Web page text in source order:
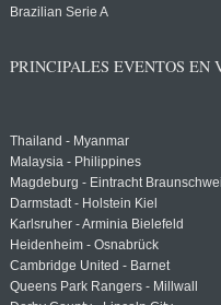
Brazilian Serie A
PRINCIPALES EVENTOS EN
Thailand - Myanmar
Malaysia - Philippines
Magdeburg - Eintracht
Darmstadt - Holstein Kiel
Karlsruher - Arminia Bielefeld
Heidenheim - Osnabrück
Cambridge United - Barnet
Queens Park Rangers - Millwall